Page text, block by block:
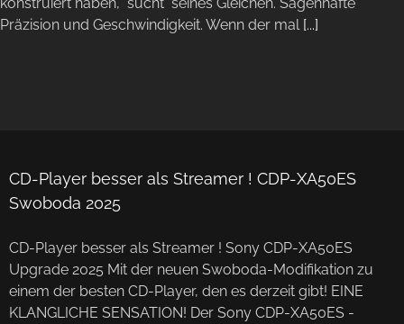
Präzision und Geschwindigkeit. Wenn der mal[...]
CD-Player besser als Streamer ! CDP-XA50ES
Swoboda 2025
CD-Player besser als Streamer ! Sony CDP-XA50ES
Upgrade 2025 Mit der neuen Swoboda-Modifikation zu
einem der besten CD-Player, den es derzeit gibt! EINE
KLANGLICHE SENSATION! Der Sony CDP-XA50ES -